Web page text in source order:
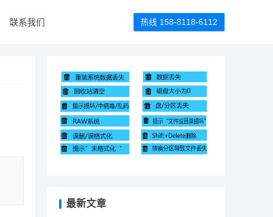
联系我们 热线 158-8118-6112
最新文章